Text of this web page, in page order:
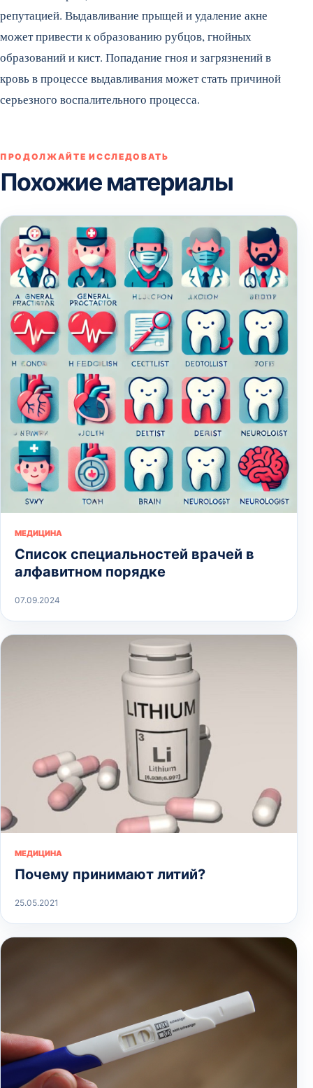
репутацией. Выдавливание прыщей и удаление акне
может привести к образованию рубцов, гнойных
образований и кист. Попадание гноя и загрязнений в
кровь в процессе выдавливания может стать причиной
серьезного воспалительного процесса.
ПРОДОЛЖАЙТЕ ИССЛЕДОВАТЬ
Похожие материалы
МЕДИЦИНА
Список специальностей врачей в
алфавитном порядке
07.09.2024
МЕДИЦИНА
Почему принимают литий?
25.05.2021